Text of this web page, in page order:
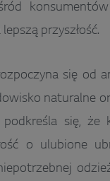
przyszłość.
się od
naturalne
się, że
o ulubione